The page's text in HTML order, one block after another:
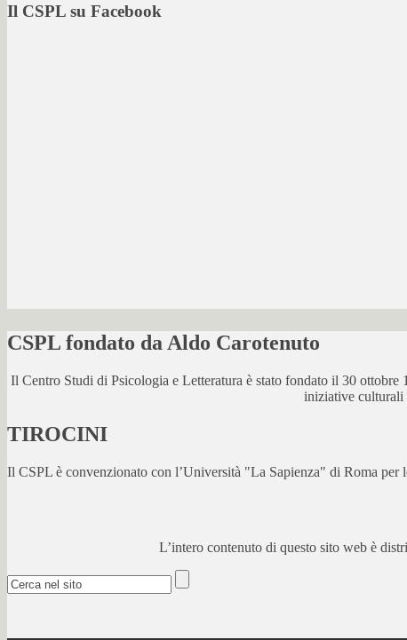
Il CSPL su Facebook
CSPL fondato da Aldo Carotenuto
Il Centro Studi di Psicologia e Letteratura è stato fondato il 30
iniziative culturali
TIROCINI
Il CSPL è convenzionato con l’Università "La Sapienza" di Roma per
L’intero contenuto di questo sito web è